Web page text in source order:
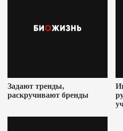
Задают тренды,
раскручивают бренды